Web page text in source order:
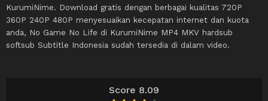
Score 8.09
KurumiNime. Download gratis dengan berbagai kualitas 720P
360P 240P 480P menyesuaikan kecepatan internet dan kuota
anda, No Game No Life di KurumiNime MP4 MKV hardsub
softsub Subtitle Indonesia sudah tersedia di dalam video.